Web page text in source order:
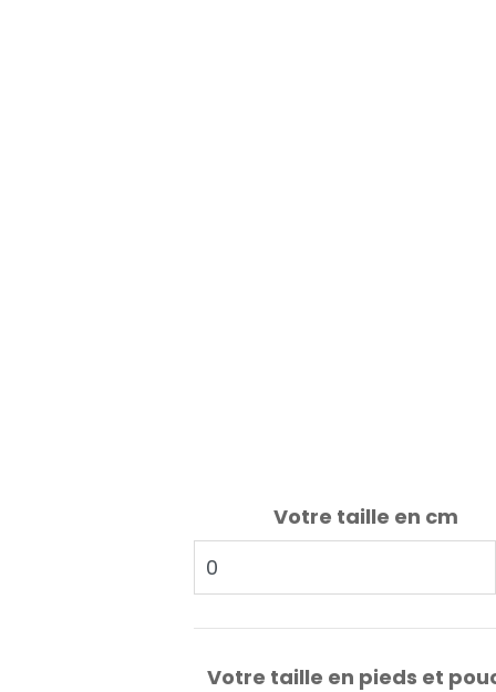
Votre taille en cm
Votre taille en pieds et